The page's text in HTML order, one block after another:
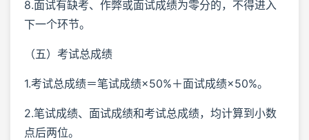
8.面试有缺考、作弊或面试成绩为零分的，不得进入
下一个环节。
（五）考试总成绩
1.考试总成绩＝笔试成绩×50%＋面试成绩×50%。
2.笔试成绩、面试成绩和考试总成绩，均计算到小数
点后两位。